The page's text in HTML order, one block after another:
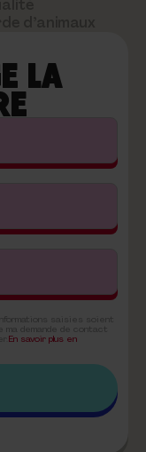
LA
En savoir plus en